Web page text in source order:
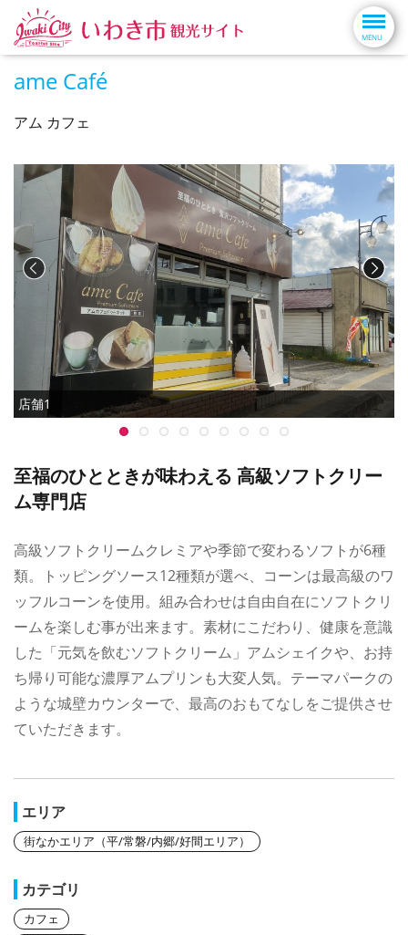
ame Café
アム カフェ
店舗1
至福のひとときが味わえる 高級ソフトクリー
ム専門店
高級ソフトクリームクレミアや季節で変わるソフトが6種
類。トッピングソース12種類が選べ、コーンは最高級のワ
ッフルコーンを使用。組み合わせは自由自在にソフトクリ
ームを楽しむ事が出来ます。素材にこだわり、健康を意識
した「元気を飲むソフトクリーム」アムシェイクや、お持
ち帰り可能な濃厚アムプリンも大変人気。テーマパークの
ような城壁カウンターで、最高のおもてなしをご提供させ
ていただきます。
エリア
街なかエリア（平/常磐/内郷/好間エリア）
カテゴリ
カフェ